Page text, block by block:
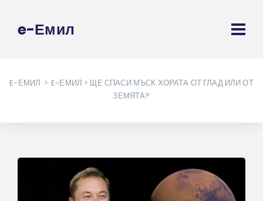
e-Емил
E-ЕМИЛ > E-ЕМИЛ > ЩЕ СПАСИ МЪСК ХОРАТА ОТ ГЛАД ИЛИ ОТ
ЗЕМЯТА?